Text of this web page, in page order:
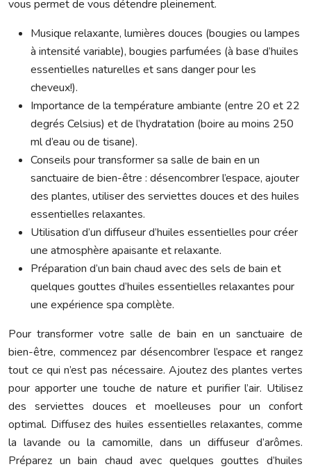
vous permet de vous détendre pleinement.
Musique relaxante, lumières douces (bougies ou lampes
à intensité variable), bougies parfumées (à base d’huiles
essentielles naturelles et sans danger pour les
cheveux!).
Importance de la température ambiante (entre 20 et 22
degrés Celsius) et de l’hydratation (boire au moins 250
ml d’eau ou de tisane).
Conseils pour transformer sa salle de bain en un
sanctuaire de bien-être : désencombrer l’espace, ajouter
des plantes, utiliser des serviettes douces et des huiles
essentielles relaxantes.
Utilisation d’un diffuseur d’huiles essentielles pour créer
une atmosphère apaisante et relaxante.
Préparation d’un bain chaud avec des sels de bain et
quelques gouttes d’huiles essentielles relaxantes pour
une expérience spa complète.
Pour transformer votre salle de bain en un sanctuaire de
bien-être, commencez par désencombrer l’espace et rangez
tout ce qui n’est pas nécessaire. Ajoutez des plantes vertes
pour apporter une touche de nature et purifier l’air. Utilisez
des serviettes douces et moelleuses pour un confort
optimal. Diffusez des huiles essentielles relaxantes, comme
la lavande ou la camomille, dans un diffuseur d’arômes.
Préparez un bain chaud avec quelques gouttes d’huiles